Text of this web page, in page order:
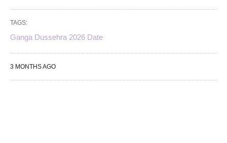
TAGS:
Ganga Dussehra 2026 Date
3 MONTHS AGO